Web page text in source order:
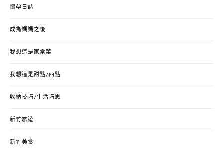
懷孕日誌
成為媽媽之後
我想這是家常菜
我想這是甜點/西點
收納技巧/生活巧思
新竹旅遊
新竹美食